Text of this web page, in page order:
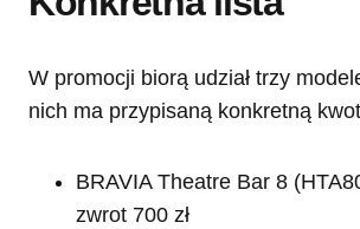
W promocji biorą udział trzy
nich ma przypisaną konkretną
BRAVIA Theatre Bar 8
zwrot 700 zł